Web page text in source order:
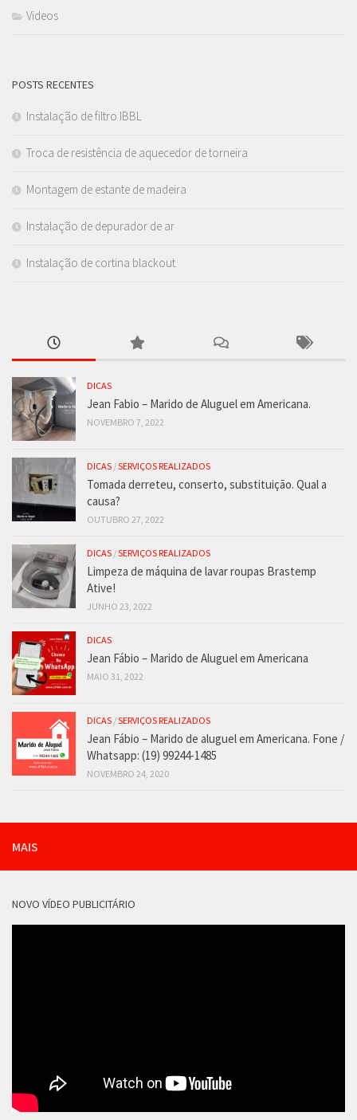
Videos
POSTS RECENTES
Instalação de filtro IBBL
Troca de resistência de aquecedor de torneira
Montagem de estante de madeira
Instalação de depurador de ar
Instalação de cortina blackout
DICAS
Jean Fabio – Marido de Aluguel em Americana.
NOVEMBRO 7, 2022
DICAS /SERVIÇOS REALIZADOS
Tomada derreteu, conserto, substituição. Qual a
causa?
OUTUBRO 27, 2022
DICAS /SERVIÇOS REALIZADOS
Limpeza de máquina de lavar roupas Brastemp
Ative!
JUNHO 23, 2022
DICAS
Jean Fábio – Marido de Aluguel em Americana
MAIO 31, 2022
DICAS /SERVIÇOS REALIZADOS
Jean Fábio – Marido de aluguel em Americana. Fone /
Whatsapp: (19) 99244-1485
NOVEMBRO 24, 2020
MAIS
NOVO VÍDEO PUBLICITÁRIO